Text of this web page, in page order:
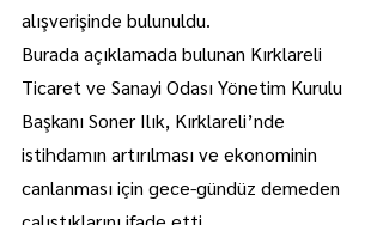
alışverişinde bulunuldu.
Burada açıklamada bulunan Kırklareli
Ticaret ve Sanayi Odası Yönetim Kurulu
Başkanı Soner Ilık, Kırklareli’nde
istihdamın artırılması ve ekonominin
canlanması için gece-gündüz demeden